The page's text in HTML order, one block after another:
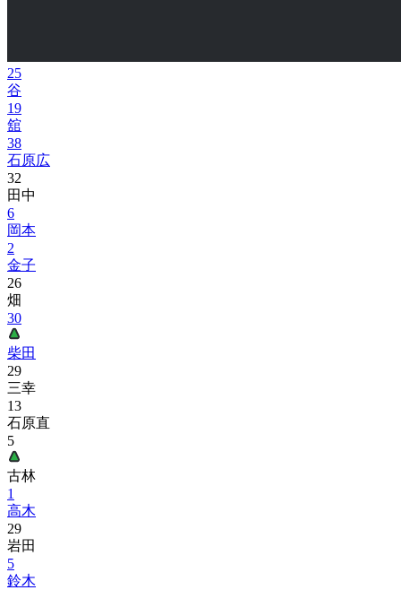
25
谷
19
舘
38
石原広
32
田中
6
岡本
2
金子
26
畑
30
柴田
29
三幸
13
石原直
5
古林
1
高木
29
岩田
5
鈴木